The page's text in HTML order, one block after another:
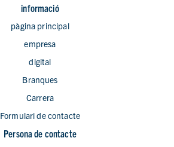
informació
pàgina principal
empresa
digital
Branques
Carrera
Formulari de contacte
Persona de contacte